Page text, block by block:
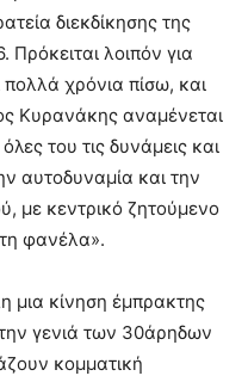
διεκδίκησης της
λοιπόν για
χρόνια πίσω, και
Κυρανάκης αναμένεται
του τις δυνάμεις και
αυτοδυναμία και την
με κεντρικό ζητούμενο
φανέλα».
μια κίνηση έμπρακτης
γενιά των 30άρηδων
κομματική